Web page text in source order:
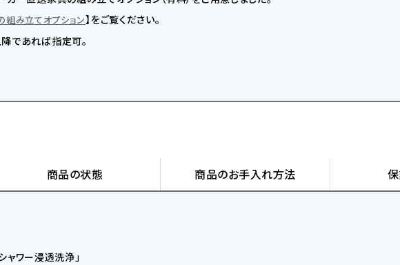
組み立てオプション】をご覧ください。
であれば指定可。
商品の状態 商品のお手入れ方法
ャワー浸透洗浄」